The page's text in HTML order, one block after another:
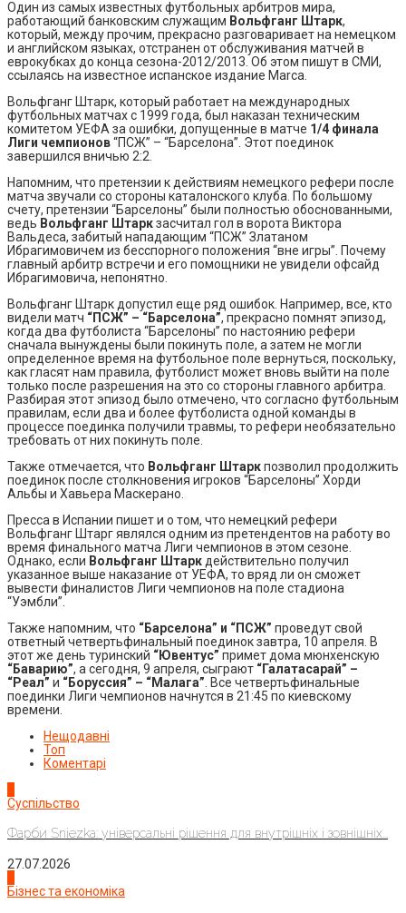
Один из самых известных футбольных арбитров мира,
работающий банковским служащим Вольфганг Штарк,
который, между прочим, прекрасно разговаривает на немецком
и английском языках, отстранен от обслуживания матчей в
еврокубках до конца сезона-2012/2013. Об этом пишут в СМИ,
ссылаясь на известное испанское издание Marca.
Вольфганг Штарк, который работает на международных
футбольных матчах с 1999 года, был наказан техническим
комитетом УЕФА за ошибки, допущенные в матче 1/4 финала
Лиги чемпионов“ПСЖ” – “Барселона”. Этот поединок
завершился вничью 2:2.
Напомним, что претензии к действиям немецкого рефери после
матча звучали со стороны каталонского клуба. По большому
счету, претензии “Барселоны” были полностью обоснованными,
ведь Вольфганг Штаркзасчитал гол в ворота Виктора
Вальдеса, забитый нападающим “ПСЖ” Златаном
Ибрагимовичем из бесспорного положения “вне игры”. Почему
главный арбитр встречи и его помощники не увидели офсайд
Ибрагимовича, непонятно.
Вольфганг Штарк допустил еще ряд ошибок. Например, все, кто
видели матч “ПСЖ” – “Барселона”, прекрасно помнят эпизод,
когда два футболиста “Барселоны” по настоянию рефери
сначала вынуждены были покинуть поле, а затем не могли
определенное время на футбольное поле вернуться, поскольку,
как гласят нам правила, футболист может вновь выйти на поле
только после разрешения на это со стороны главного арбитра.
Разбирая этот эпизод было отмечено, что согласно футбольным
правилам, если два и более футболиста одной команды в
процессе поединка получили травмы, то рефери необязательно
требовать от них покинуть поле.
Также отмечается, что Вольфганг Штаркпозволил продолжить
поединок после столкновения игроков “Барселоны” Хорди
Альбы и Хавьера Маскерано.
Пресса в Испании пишет и о том, что немецкий рефери
Вольфганг Штарг являлся одним из претендентов на работу во
время финального матча Лиги чемпионов в этом сезоне.
Однако, если Вольфганг Штарк действительно получил
указанное выше наказание от УЕФА, то вряд ли он сможет
вывести финалистов Лиги чемпионов на поле стадиона
“Уэмбли”.
Также напомним, что “Барселона” и “ПСЖ” проведут свой
ответный четвертьфинальный поединок завтра, 10 апреля. В
этот же день туринский “Ювентус” примет дома мюнхенскую
“Баварию”, а сегодня, 9 апреля, сыграют “Галатасарай” –
“Реал” и “Боруссия” – “Малага” . Все четвертьфинальные
поединки Лиги чемпионов начнутся в 21:45 по киевскому
времени.
Нещодавні
Топ
Коментарі
Суспільство
Фарби Sniezka: універсальні рішення для внутрішніх і зовнішніх...
27.07.2026
Бізнес та економіка